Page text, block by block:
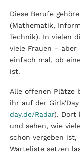
Diese Berufe
(Mathematik,
Technik). In vielen
viele Frauen –
einfach mal, ob
ist.
Alle offenen Plätze
ihr auf der
day.de/Radar). Dort
und sehen, wie
schon vergeben
Warteliste setzen